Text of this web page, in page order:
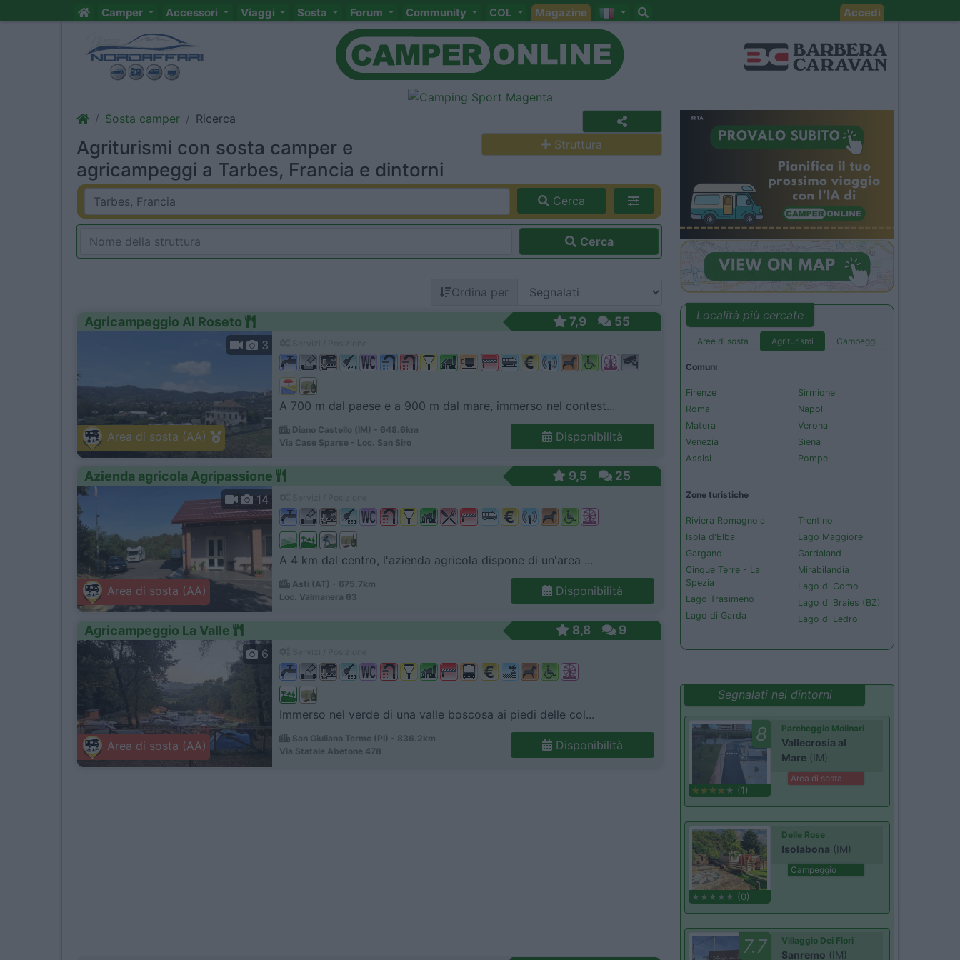
Camper Accessori Viaggi Sosta Forum Community COL Magazine Accedi
Sosta camper Ricerca
Agriturismi con sosta camper e
agricampeggi a Tarbes, Francia e dintorni
Struttura
Cerca
Cerca
Ordina per
Agricampeggio Al Roseto 7,9 55
Area di sosta (AA)
3
A 700 m dal paese e a 900 m dal mare, immerso nel contest...
Diano Castello (IM) - 648.6km
Via Case Sparse - Loc. San Siro
Disponibilità
Azienda agricola Agripassione 9,5 25
Area di sosta (AA)
14
A 4 km dal centro, l'azienda agricola dispone di un'area ...
Asti (AT) - 675.7km
Loc. Valmanera 63
Disponibilità
Agricampeggio La Valle 8,8 9
Area di sosta (AA)
6
Immerso nel verde di una valle boscosa ai piedi delle col...
San Giuliano Terme (PI) - 836.2km
Via Statale Abetone 478
Disponibilità
Località più cercate
Aree di sosta Agriturismi Campeggi
Comuni
Firenze
Roma
Matera
Venezia
Assisi
Sirmione
Napoli
Verona
Siena
Pompei
Zone turistiche
Riviera Romagnola
Isola d'Elba
Gargano
Cinque Terre - La
Spezia
Lago Trasimeno
Lago di Garda
Trentino
Lago Maggiore
Gardaland
Mirabilandia
Lago di Como
Lago di Braies (BZ)
Lago di Ledro
Segnalati nei dintorni
8
(1)
Parcheggio Molinari
Vallecrosia al
Mare (IM)
Area di sosta
(0)
Delle Rose
Isolabona (IM)
Campeggio
7.7 Villaggio Dei Fiori
Sanremo (IM)